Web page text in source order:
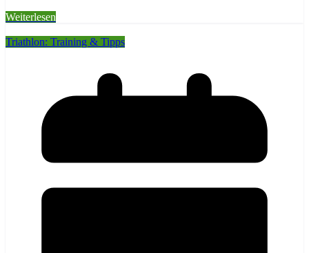
Weiterlesen
Triathlon: Training & Tipps